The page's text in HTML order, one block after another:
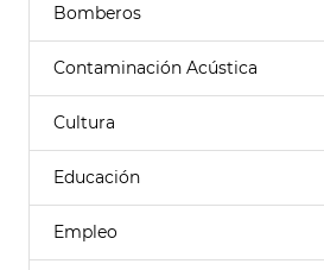
Bomberos
Contaminación Acústica
Cultura
Educación
Empleo